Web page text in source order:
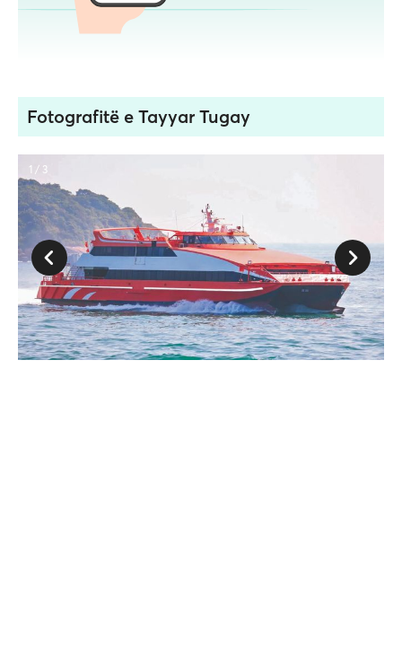
Fotografitë e Tayyar Tugay
1 / 3